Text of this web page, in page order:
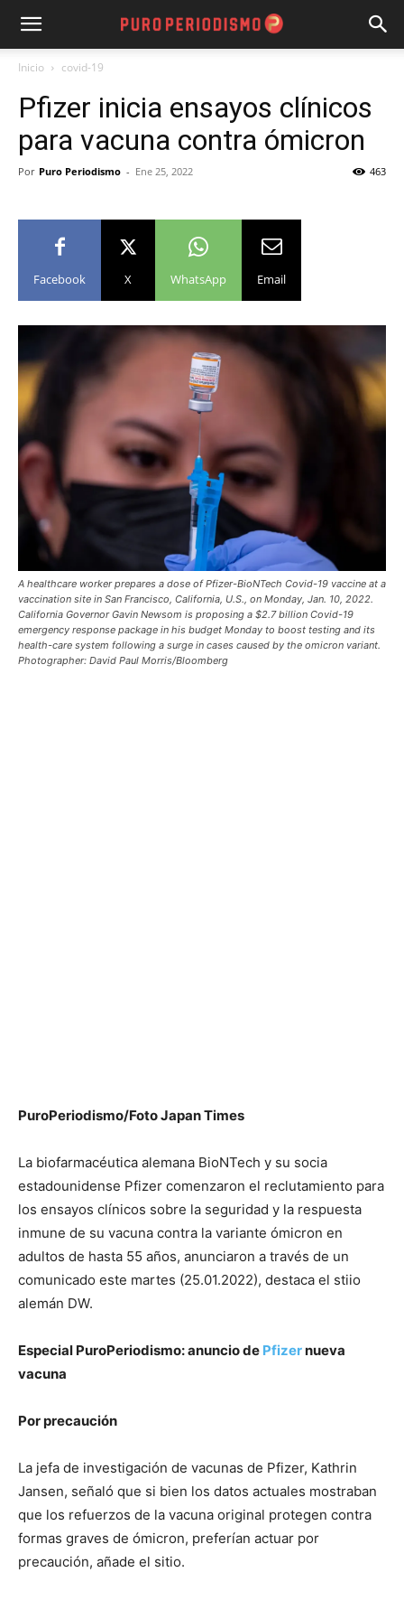
Inicio covid-19
Pfizer inicia ensayos clínicos
para vacuna contra ómicron
Por Puro Periodismo - Ene 25, 2022 463
Facebook X WhatsApp Email
A healthcare worker prepares a dose of Pfizer-BioNTech Covid-19 vaccine at a
vaccination site in San Francisco, California, U.S., on Monday, Jan. 10, 2022.
California Governor Gavin Newsom is proposing a $2.7 billion Covid-19
emergency response package in his budget Monday to boost testing and its
health-care system following a surge in cases caused by the omicron variant.
Photographer: David Paul Morris/Bloomberg
PuroPeriodismo/Foto Japan Times
La biofarmacéutica alemana BioNTech y su socia
estadounidense Pfizer comenzaron el reclutamiento para
los ensayos clínicos sobre la seguridad y la respuesta
inmune de su vacuna contra la variante ómicron en
adultos de hasta 55 años, anunciaron a través de un
comunicado este martes (25.01.2022), destaca el stiio
alemán DW.
Especial PuroPeriodismo: anuncio de Pfizernueva
vacuna
Por precaución
La jefa de investigación de vacunas de Pfizer, Kathrin
Jansen, señaló que si bien los datos actuales mostraban
que los refuerzos de la vacuna original protegen contra
formas graves de ómicron, preferían actuar por
precaución, añade el sitio.